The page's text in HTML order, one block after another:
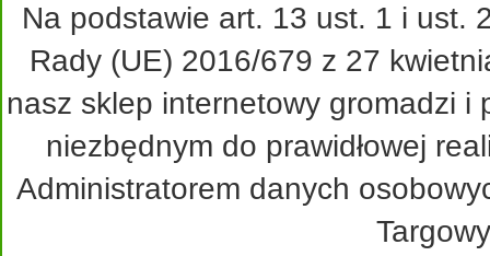
Na podstawie art. 13 ust. 1 i ust.
Rady (UE) 2016/679 z 27
nasz sklep internetowy gromadzi
niezbędnym do prawidłowej
Administratorem danych